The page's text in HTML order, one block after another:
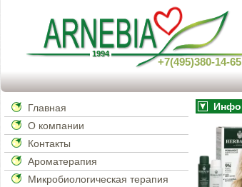
+7(495)380-14-65
Главная
О компании
Контакты
Ароматерапия
Микробиологическая терапия